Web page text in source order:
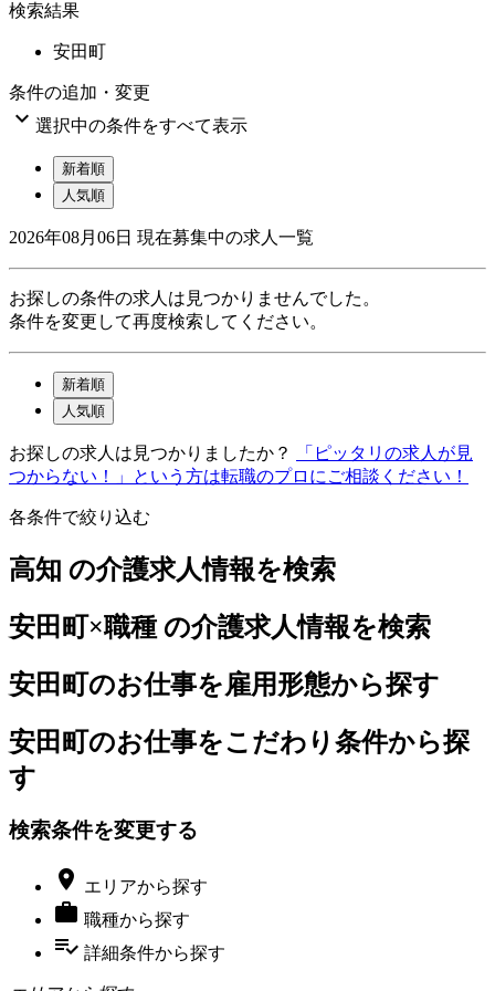
検索結果
安田町
条件の追加・変更
 選択中の条件をすべて表示
新着順
人気順
2026年08月06日 現在募集中の求人一覧
お探しの条件の求人は見つかりませんでした。
条件を変更して再度検索してください。
新着順
人気順
お探しの求人は見つかりましたか？
「ピッタリの求人が見
つからない！」という方は転職のプロにご相談ください！
各条件で絞り込む
高知 の介護求人情報を検索
安田町×職種 の介護求人情報を検索
安田町のお仕事を雇用形態から探す
安田町のお仕事をこだわり条件から探
す
検索条件を変更する
 エリアから探す
 職種から探す
playlist_add_check 詳細条件から探す